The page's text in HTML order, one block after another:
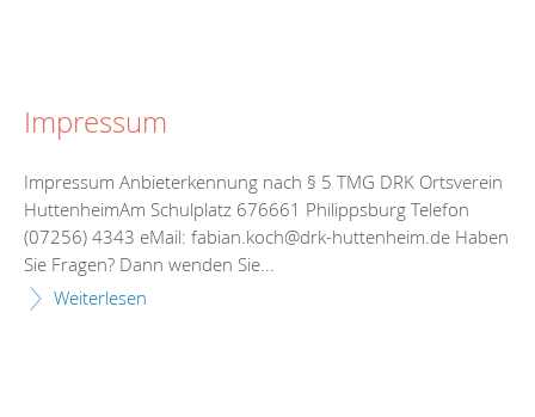
Impressum
Impressum Anbieterkennung nach § 5 TMG DRK Ortsverein
HuttenheimAm Schulplatz 676661 Philippsburg Telefon
(07256) 4343 eMail: fabian.koch@drk-huttenheim.de Haben
Sie Fragen? Dann wenden Sie...
Weiterlesen